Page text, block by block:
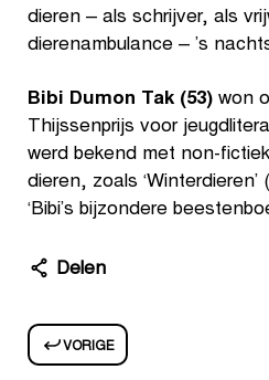
dieren – als schrijver, als
dierenambulance – ’s
Bibi Dumon Tak (53) won
Thijssenprijs voor
werd bekend met non-
dieren, zoals
‘Bibi’s bijzondere
Delen
VORIGE